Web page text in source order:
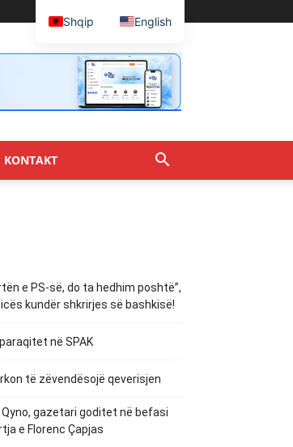
KONTAKT
e PS-së, do ta hedhim poshtë”,
kundër shkrirjes së bashkisë!
në SPAK
të zëvendësojë qeverisjen
gazetari goditet në befasi
e Florenc Çapjas
Shqip English